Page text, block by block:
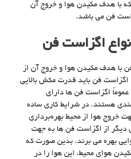
با هدف مکیدن هوا و خروج آن
فن می باشد.
اگزاست فن
با هدف مکیدن هوا و خروج آن از
اگزاست فن باید قدرت مکش بالایی
اگزاست فن ها دارای
هستند. در شرایط کاری ساده
خروج هوا از محیط بهره‌برداری
دیگر از اگزاست فن ها به جهت
بهره می برند. بدین صورت که
هوای محیط، این هوا را در